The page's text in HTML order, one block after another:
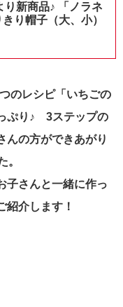
新商品♪ 「ノラネ
り帽子（大、小）
のレシピ「いちごの
ぷり♪ 3ステップの
んの方ができあがり
。
子さんと一緒に作っ
紹介します！